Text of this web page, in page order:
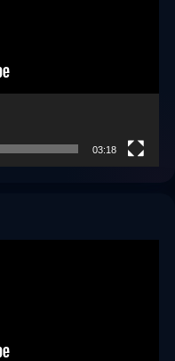
03:18